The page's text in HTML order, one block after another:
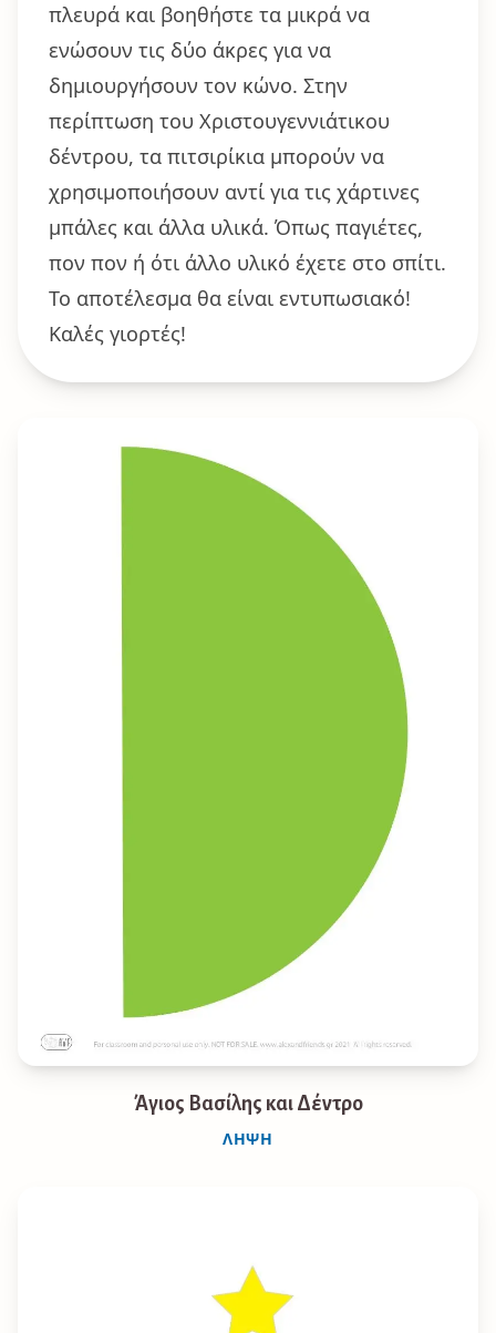
πλευρά και βοηθήστε τα μικρά να
ενώσουν τις δύο άκρες για να
δημιουργήσουν τον κώνο. Στην
περίπτωση του Χριστουγεννιάτικου
δέντρου, τα πιτσιρίκια μπορούν να
χρησιμοποιήσουν αντί για τις χάρτινες
μπάλες και άλλα υλικά. Όπως παγιέτες,
πον πον ή ότι άλλο υλικό έχετε στο σπίτι.
Το αποτέλεσμα θα είναι εντυπωσιακό!
Καλές γιορτές!
Άγιος Βασίλης και Δέντρο
ΛΉΨΗ